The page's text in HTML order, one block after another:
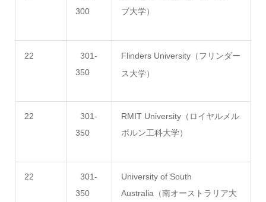
300
ブ大学）
22
301-
350
Flinders University（フリンダー
ス大学）
22
301-
350
RMIT University（ロイヤルメル
ボルン工科大学）
22
301-
350
University of South
Australia（南オーストラリア大